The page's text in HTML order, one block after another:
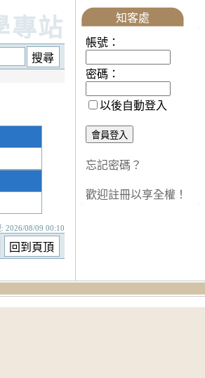
專站
2026/08/09 00:10
知客處
帳號：
密碼：
以後自動登入
忘記密碼？
歡迎註冊以享全權！